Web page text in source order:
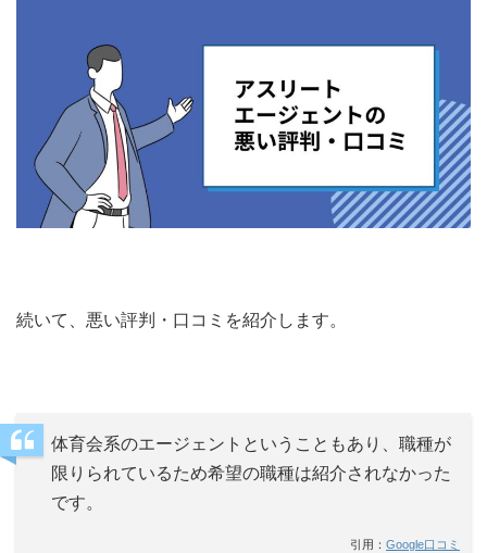
続いて、悪い評判・口コミを紹介します。
体育会系のエージェントということもあり、職種が
限りられているため希望の職種は紹介されなかった
です。
引用： Google口コミ